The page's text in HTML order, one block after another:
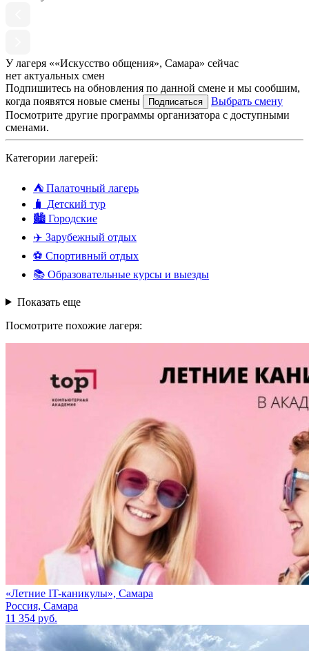
У лагеря ««Искусство общения», Самара» сейчас
нет актуальных смен
Подпишитесь на обновления по данной смене и мы сообшим,
когда появятся новые смены
Подписаться
Выбрать смену
Посмотрите другие программы организатора с доступными
сменами.
Категории лагерей:
⛺ Палаточный лагерь
🧳 Детский тур
🏙️ Городские
✈️ Зарубежный отдых
⚽ Спортивный отдых
📚 Образовательные курсы и выезды
Показать еще
Посмотрите похожие лагеря:
«Летние IT-каникулы», Самара
Россия, Самара
11 354 руб.